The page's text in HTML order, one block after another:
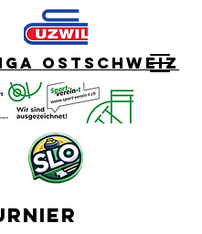
Ostschweiz